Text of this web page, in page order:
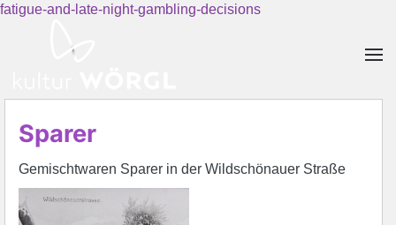
fatigue-and-late-night-gambling-decisions
Sparer
Gemischtwaren Sparer in der Wildschönauer Straße